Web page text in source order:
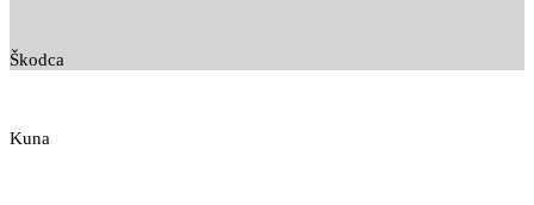
Škodca
Kuna